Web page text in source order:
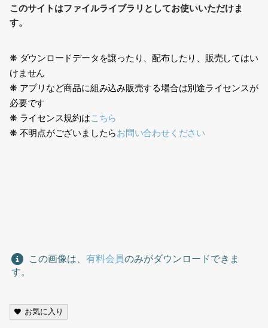
このサイトはファイルライブラリとしてお使いいただけま
す。
❋ ダウンロードデータを譲ったり、配布したり、販売してはい
けません
❋ アプリなど商品に組み込み販売する場合は別途ライセンスが
必要です
❋ ライセンス規約はこちら
❋ 不明点がございましたらお問い合わせください
この画像は、 有料会員のみがダウンロードできま
す。
お気に入り